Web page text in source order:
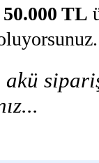
50.000 TL